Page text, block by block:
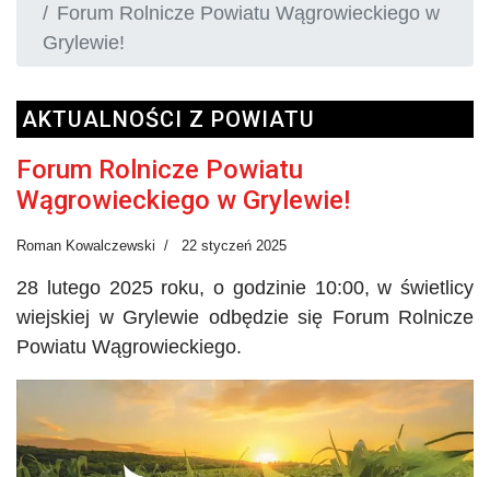
Forum Rolnicze Powiatu Wągrowieckiego w
Grylewie!
AKTUALNOŚCI Z POWIATU
Forum Rolnicze Powiatu
Wągrowieckiego w Grylewie!
Roman Kowalczewski 22 styczeń 2025
28 lutego 2025 roku, o godzinie 10:00, w świetlicy
wiejskiej w Grylewie odbędzie się Forum Rolnicze
Powiatu Wągrowieckiego.